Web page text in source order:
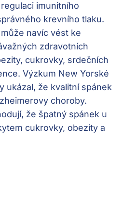
imunitního
krevního tlaku.
navíc vést ke
zdravotních
cukrovky, srdečních
Výzkum New Yorské
ukázal, že kvalitní spánek
choroby.
že špatný spánek u
cukrovky, obezity a